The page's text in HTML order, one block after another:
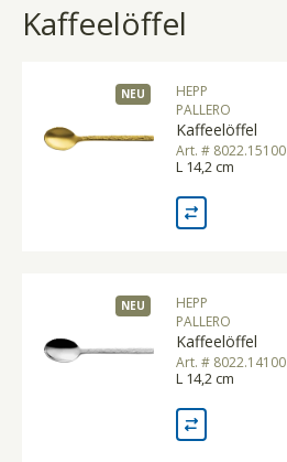
Kaffeelöffel
NEU
HEPP
PALLERO
Kaffeelöffel
Art. # 8022.15100
L 14,2 cm
NEU
HEPP
PALLERO
Kaffeelöffel
Art. # 8022.14100
L 14,2 cm